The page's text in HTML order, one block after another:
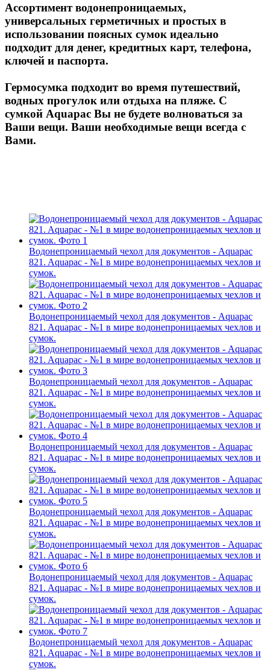
Ассортимент водонепроницаемых,
универсальных герметичных и простых в
использовании поясных сумок идеально
подходит для денег, кредитных карт, телефона,
ключей и паспорта.
Гермосумка подходит во время путешествий,
водных прогулок или отдыха на пляже. С
сумкой Aquapac Вы не будете волноваться за
Ваши вещи. Ваши необходимые вещи всегда с
Вами.
Водонепроницаемый чехол для документов - Aquapac
821. Aquapac - №1 в мире водонепроницаемых чехлов и
сумок.
Водонепроницаемый чехол для документов - Aquapac
821. Aquapac - №1 в мире водонепроницаемых чехлов и
сумок.
Водонепроницаемый чехол для документов - Aquapac
821. Aquapac - №1 в мире водонепроницаемых чехлов и
сумок.
Водонепроницаемый чехол для документов - Aquapac
821. Aquapac - №1 в мире водонепроницаемых чехлов и
сумок.
Водонепроницаемый чехол для документов - Aquapac
821. Aquapac - №1 в мире водонепроницаемых чехлов и
сумок.
Водонепроницаемый чехол для документов - Aquapac
821. Aquapac - №1 в мире водонепроницаемых чехлов и
сумок.
Водонепроницаемый чехол для документов - Aquapac
821. Aquapac - №1 в мире водонепроницаемых чехлов и
сумок.